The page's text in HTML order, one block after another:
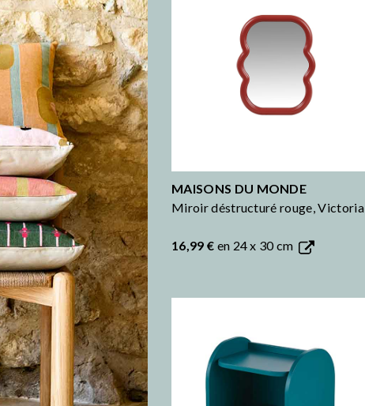
MAISONS DU MONDE
Miroir déstructuré rouge, Victoria
16,99 € en 24 x 30 cm